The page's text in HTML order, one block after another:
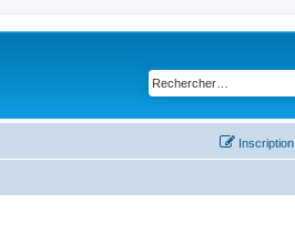
Inscription